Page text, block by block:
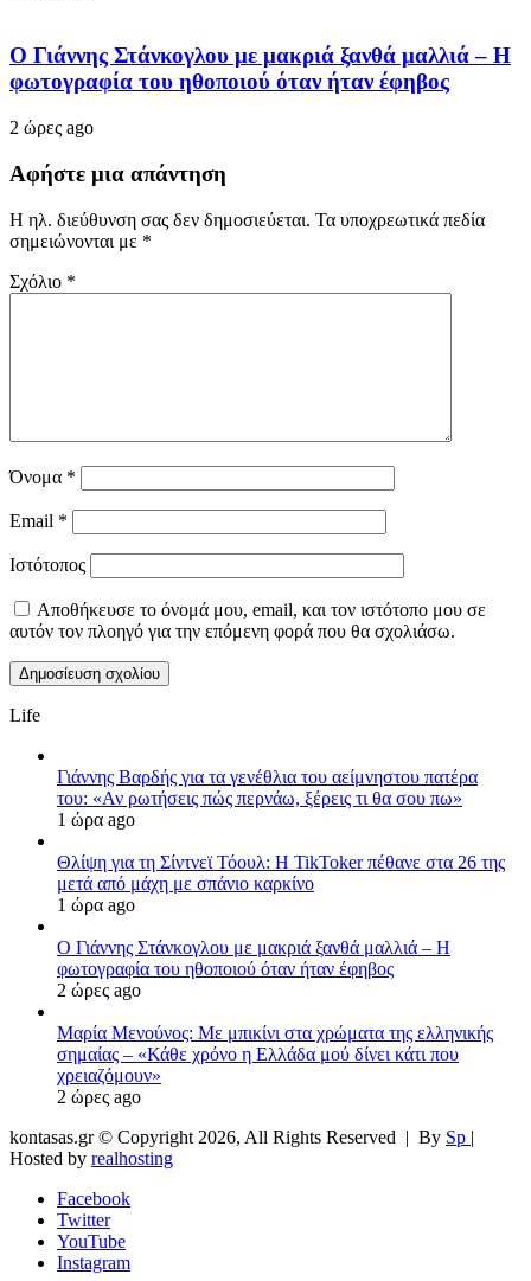
Ο Γιάννης Στάνκογλου με μακριά ξανθά μαλλιά – Η
φωτογραφία του ηθοποιού όταν ήταν έφηβος
2 ώρες ago
Αφήστε μια απάντηση
Η ηλ. διεύθυνση σας δεν δημοσιεύεται. Τα υποχρεωτικά πεδία
σημειώνονται με *
Σχόλιο *
Όνομα *
Email *
Ιστότοπος
Αποθήκευσε το όνομά μου, email, και τον ιστότοπο μου σε
αυτόν τον πλοηγό για την επόμενη φορά που θα σχολιάσω.
Life
Γιάννης Βαρδής για τα γενέθλια του αείμνηστου πατέρα
του: «Αν ρωτήσεις πώς περνάω, ξέρεις τι θα σου πω»
1 ώρα ago
Θλίψη για τη Σίντνεϊ Τόουλ: Η TikToker πέθανε στα 26 της
μετά από μάχη με σπάνιο καρκίνο
1 ώρα ago
Ο Γιάννης Στάνκογλου με μακριά ξανθά μαλλιά – Η
φωτογραφία του ηθοποιού όταν ήταν έφηβος
2 ώρες ago
Μαρία Μενούνος: Με μπικίνι στα χρώματα της ελληνικής
σημαίας – «Κάθε χρόνο η Ελλάδα μού δίνει κάτι που
χρειαζόμουν»
2 ώρες ago
kontasas.gr © Copyright 2026, All Rights Reserved | By Sp |
Hosted by realhosting
Facebook
Twitter
YouTube
Instagram